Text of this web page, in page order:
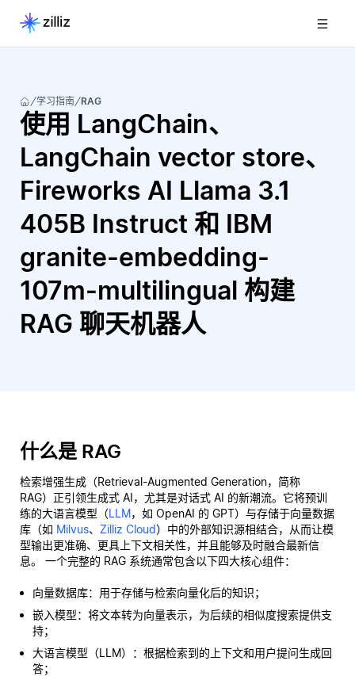
学习指南 RAG
使用 LangChain、
LangChain vector store、
Fireworks AI Llama 3.1
405B Instruct 和 IBM
granite-embedding-
107m-multilingual 构建
RAG 聊天机器人
什么是 RAG
检索增强生成（Retrieval-Augmented Generation，简称
RAG）正引领生成式 AI，尤其是对话式 AI 的新潮流。它将预训
练的大语言模型（LLM，如 OpenAI 的 GPT）与存储于向量数据
库（如 Milvus、 Zilliz Cloud）中的外部知识源相结合，从而让模
型输出更准确、更具上下文相关性，并且能够及时融合最新信
息。 一个完整的 RAG 系统通常包含以下四大核心组件：
向量数据库：用于存储与检索向量化后的知识；
嵌入模型：将文本转为向量表示，为后续的相似度搜索提供支
持；
大语言模型（LLM）：根据检索到的上下文和用户提问生成回
答；